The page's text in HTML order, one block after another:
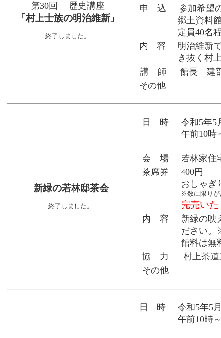
第30回 歴史講座
「村上士族の明治維新」
終了しました。
申 込
参加希望
郷土資料
定員40名
内 容
明治維新
き抜く村
講 師
館長 建
その他
新緑の若林邸茶会
終了しました。
日 時
令和5年5
午前10時
会 場
若林家住
茶席券
400円
おしゃぎ
※数に限りが
完売い
内 容
新緑の映
ださい。
館料は無
協 力
村上茶道
その他
日 時
令和5年5
午前10時